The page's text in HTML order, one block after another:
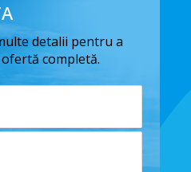
detalii pentru a
completă.